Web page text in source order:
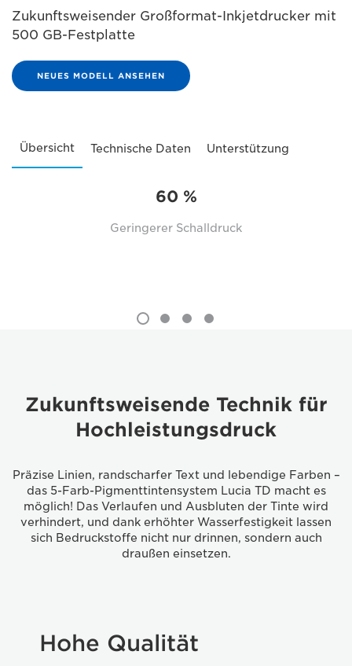
Zukunftsweisender Großformat-Inkjetdrucker mit
500 GB-Festplatte
NEUES MODELL ANSEHEN
Übersicht Technische Daten Unterstützung
60 %
Geringerer Schalldruck
Zukunftsweisende Technik für
Hochleistungsdruck
Präzise Linien, randscharfer Text und lebendige Farben –
das 5-Farb-Pigmenttintensystem Lucia TD macht es
möglich! Das Verlaufen und Ausbluten der Tinte wird
verhindert, und dank erhöhter Wasserfestigkeit lassen
sich Bedruckstoffe nicht nur drinnen, sondern auch
draußen einsetzen.
Hohe Qualität